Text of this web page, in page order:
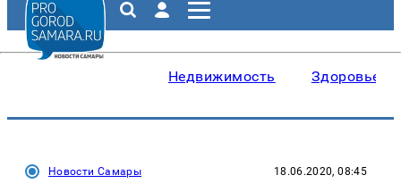
Недвижимость Здоровье
Новости Самары 18.06.2020, 08:45